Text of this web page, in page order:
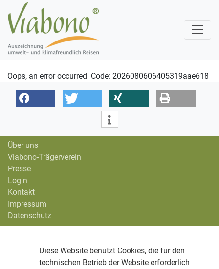
Diese Website benutzt Cookies, die für den
technischen Betrieb der Website erforderlich
Oops, an error occurred! Code: 2026080606405319aae618
Über uns
Viabono-Trägerverein
Presse
Login
Kontakt
Impressum
Datenschutz